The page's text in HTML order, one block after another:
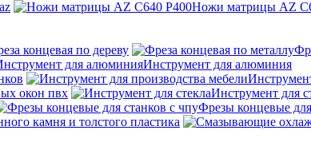
Ножи матрицы AZ
концевая по дереву
Инструмент для алюминия
окон пвх
Инструмент для
Фрезы концевые
камня и толстого пластика